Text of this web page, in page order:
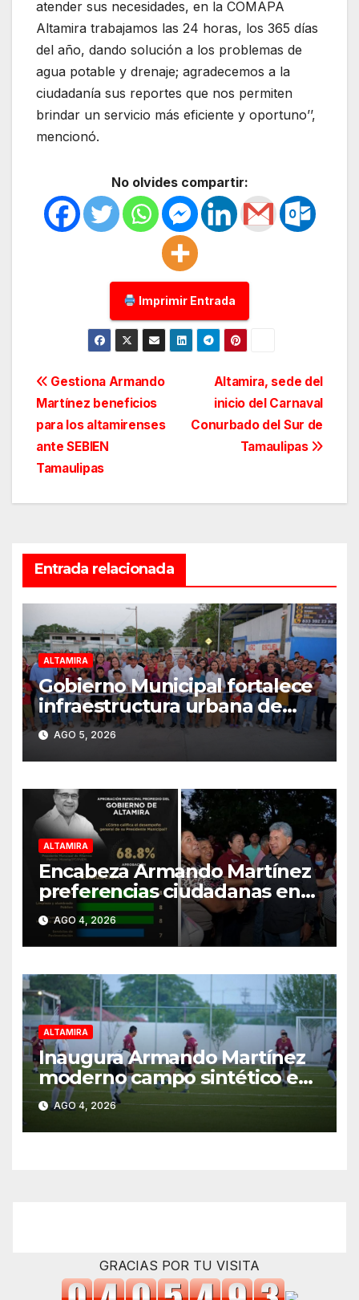
atender sus necesidades, en la COMAPA
Altamira trabajamos las 24 horas, los 365 días
del año, dando solución a los problemas de
agua potable y drenaje; agradecemos a la
ciudadanía sus reportes que nos permiten
brindar un servicio más eficiente y oportuno’’,
mencionó.
No olvides compartir:
Imprimir Entrada
Navegación
de
entradas
Altamira, sede del
inicio del Carnaval
Conurbado del Sur de
Tamaulipas
Gestiona Armando
Martínez beneficios
para los altamirenses
ante SEBIEN
Tamaulipas
Entrada relacionada
ALTAMIRA
Gobierno Municipal fortalece
infraestructura urbana de
Altamira
AGO 5, 2026
ALTAMIRA
Encabeza Armando Martínez
preferencias ciudadanas en
Tamaulipas
AGO 4, 2026
ALTAMIRA
Inaugura Armando Martínez
moderno campo sintético en
la Unidad Deportiva
AGO 4, 2026
GRACIAS POR TU VISITA